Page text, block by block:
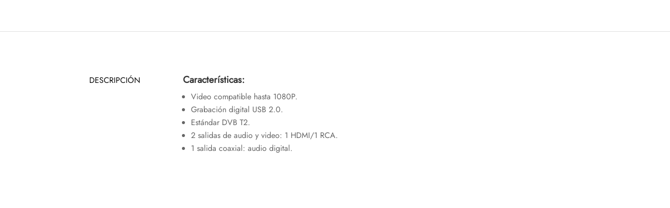
DESCRIPCIÓN Características:
Video compatible hasta 1080P.
Grabación digital USB 2.0.
Estándar DVB T2.
2 salidas de audio y video: 1 HDMI/1 RCA.
1 salida coaxial: audio digital.